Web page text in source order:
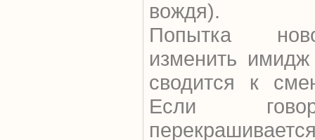
вождя).
Попытка
изменить
сводится к
Если